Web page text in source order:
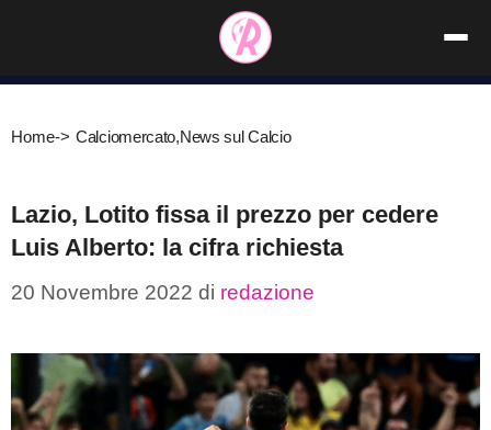
contenuto
Home-> Calciomercato,News sul Calcio
Lazio, Lotito fissa il prezzo per cedere
Luis Alberto: la cifra richiesta
20 Novembre 2022 di redazione